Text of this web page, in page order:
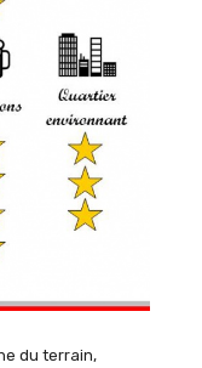
du terrain,